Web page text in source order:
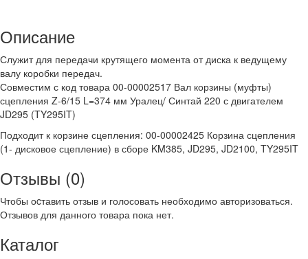
Описание
Служит для передачи крутящего момента от диска к ведущему
валу коробки передач.
Совместим с код товара 00-00002517 Вал корзины (муфты)
сцепления Z-6/15 L=374 мм Уралец/ Синтай 220 с двигателем
JD295 (TY295IT)
Подходит к корзине сцепления: 00-00002425 Корзина сцепления
(1- дисковое сцепление) в сборе KM385, JD295, JD2100, TY295IT
Отзывы (0)
Чтобы оcтавить отзыв и голосовать необходимо авторизоваться.
Отзывов для данного товара пока нет.
Каталог